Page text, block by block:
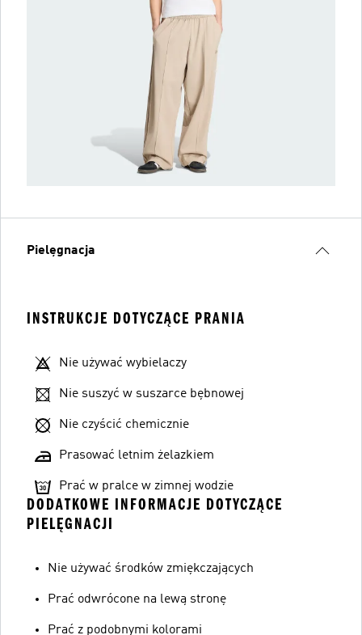
Pielęgnacja
INSTRUKCJE DOTYCZĄCE PRANIA
Nie używać wybielaczy
Nie suszyć w suszarce bębnowej
Nie czyścić chemicznie
Prasować letnim żelazkiem
Prać w pralce w zimnej wodzie
DODATKOWE INFORMACJE DOTYCZĄCE
PIELĘGNACJI
Nie używać środków zmiękczających
Prać odwrócone na lewą stronę
Prać z podobnymi kolorami